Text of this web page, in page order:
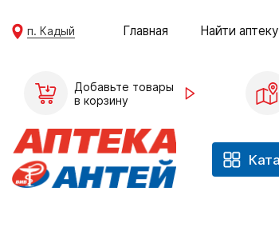
п. Кадый Главная Найти аптеку
Добавьте товары
в корзину